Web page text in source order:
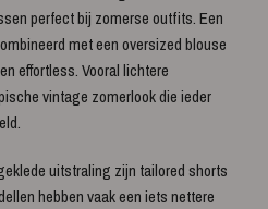
perfect bij zomerse outfits. Een
met een oversized blouse
effortless. Vooral lichtere
vintage zomerlook die ieder
uitstraling zijn tailored shorts
hebben vaak een iets nettere